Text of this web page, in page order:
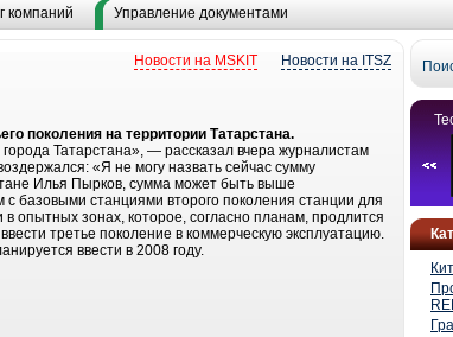
компаний Управление документами
Новости на ITSZ
Новости на MSKIT
поколения на территории Татарстана.
Татарстана», — рассказал вчера журналистам
«Я не могу назвать сейчас сумму
Илья Пырков, сумма может быть выше
базовыми станциями второго поколения станции для
опытных зонах, которое, согласно планам, продлится
третье поколение в коммерческую эксплуатацию.
ввести в 2008 году.